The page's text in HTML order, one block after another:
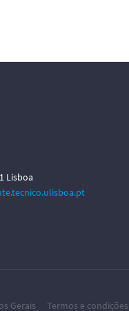
Lisboa
Gerais Termos e condições